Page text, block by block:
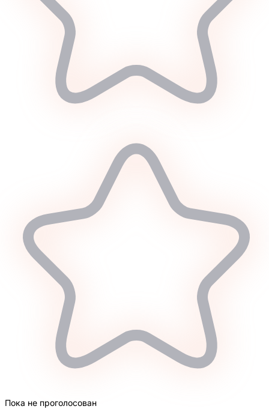
Пока не проголосован